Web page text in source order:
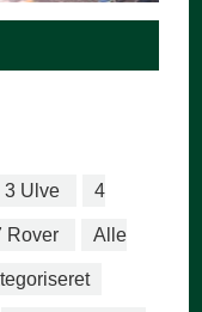
3 Ulve 4
Rover Alle